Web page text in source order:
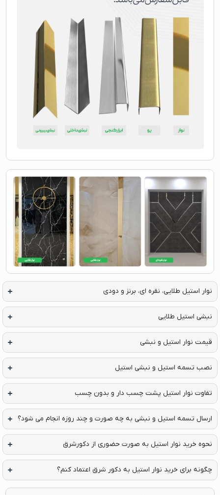
استیل طلایی، نقره ای، برنز و دودی
استیل طلایی
نوار استیل و نبشی
تسمه استیل و نبشی استیل
نوار استیل پشت چسب دار و بدون چسب
تسمه استیل و نبشی به چه صورت و چند روزه انجام می شود؟
خرید نوار استیل به صورت حضوری از دکورشرق
برای خرید نوار استیل به دکور شرق اعتماد کنم؟